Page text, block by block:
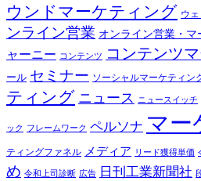
ウンドマーケティング ウ
ンライン営業 オンライン営業・マ
ャーニー コンテンツ コンテンツ
ール セミナー ソーシャルマーケティン
ティング ニュース ニュースイッチ
ック フレームワーク ペルソナ マー
ティングファネル メディア リード獲得単価
め 令和上司診断 広告 日刊工業新聞社